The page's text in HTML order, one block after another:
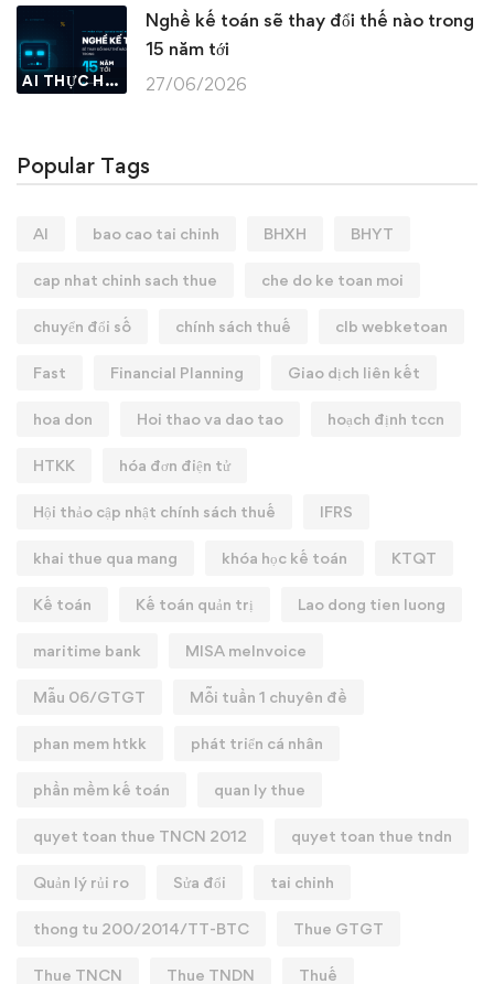
AI THỰC HÀNH
Nghề kế toán sẽ thay đổi thế nào trong
15 năm tới
27/06/2026
Popular Tags
AI bao cao tai chinh BHXH BHYT
cap nhat chinh sach thue che do ke toan moi
chuyển đổi số chính sách thuế clb webketoan
Fast Financial Planning Giao dịch liên kết
hoa don Hoi thao va dao tao hoạch định tccn
HTKK hóa đơn điện tử
Hội thảo cập nhật chính sách thuế IFRS
khai thue qua mang khóa học kế toán KTQT
Kế toán Kế toán quản trị Lao dong tien luong
maritime bank MISA meInvoice
Mẫu 06/GTGT Mỗi tuần 1 chuyên đề
phan mem htkk phát triển cá nhân
phần mềm kế toán quan ly thue
quyet toan thue TNCN 2012 quyet toan thue tndn
Quản lý rủi ro Sửa đổi tai chinh
thong tu 200/2014/TT-BTC Thue GTGT
Thue TNCN Thue TNDN Thuế